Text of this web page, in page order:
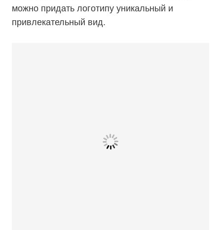
можно придать логотипу уникальный и
привлекательный вид.